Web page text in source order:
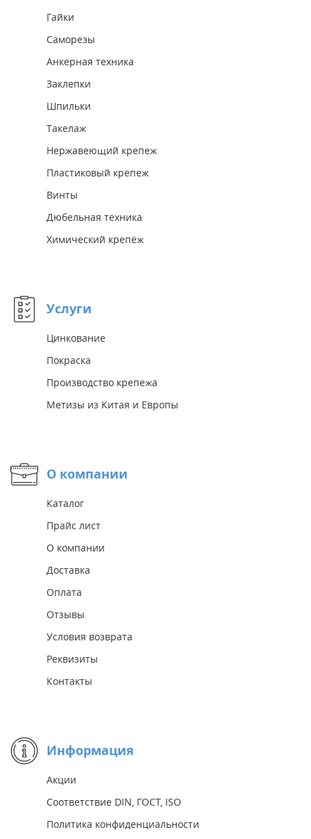
Гайки
Саморезы
Анкерная техника
Заклепки
Шпильки
Такелаж
Нержавеющий крепеж
Пластиковый крепеж
Винты
Дюбельная техника
Химический крепёж
Услуги
Цинкование
Покраска
Производство крепежа
Метизы из Китая и Европы
О компании
Каталог
Прайс лист
О компании
Доставка
Оплата
Отзывы
Условия возврата
Реквизиты
Контакты
Информация
Акции
Соответствие DIN, ГОСТ, ISO
Политика конфиденциальности